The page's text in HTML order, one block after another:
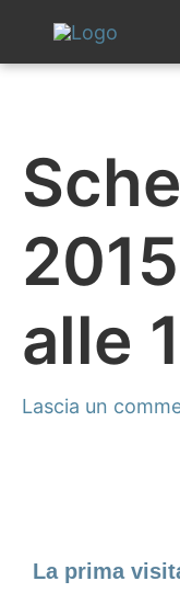
contenuto
alle
Lascia un
La prima